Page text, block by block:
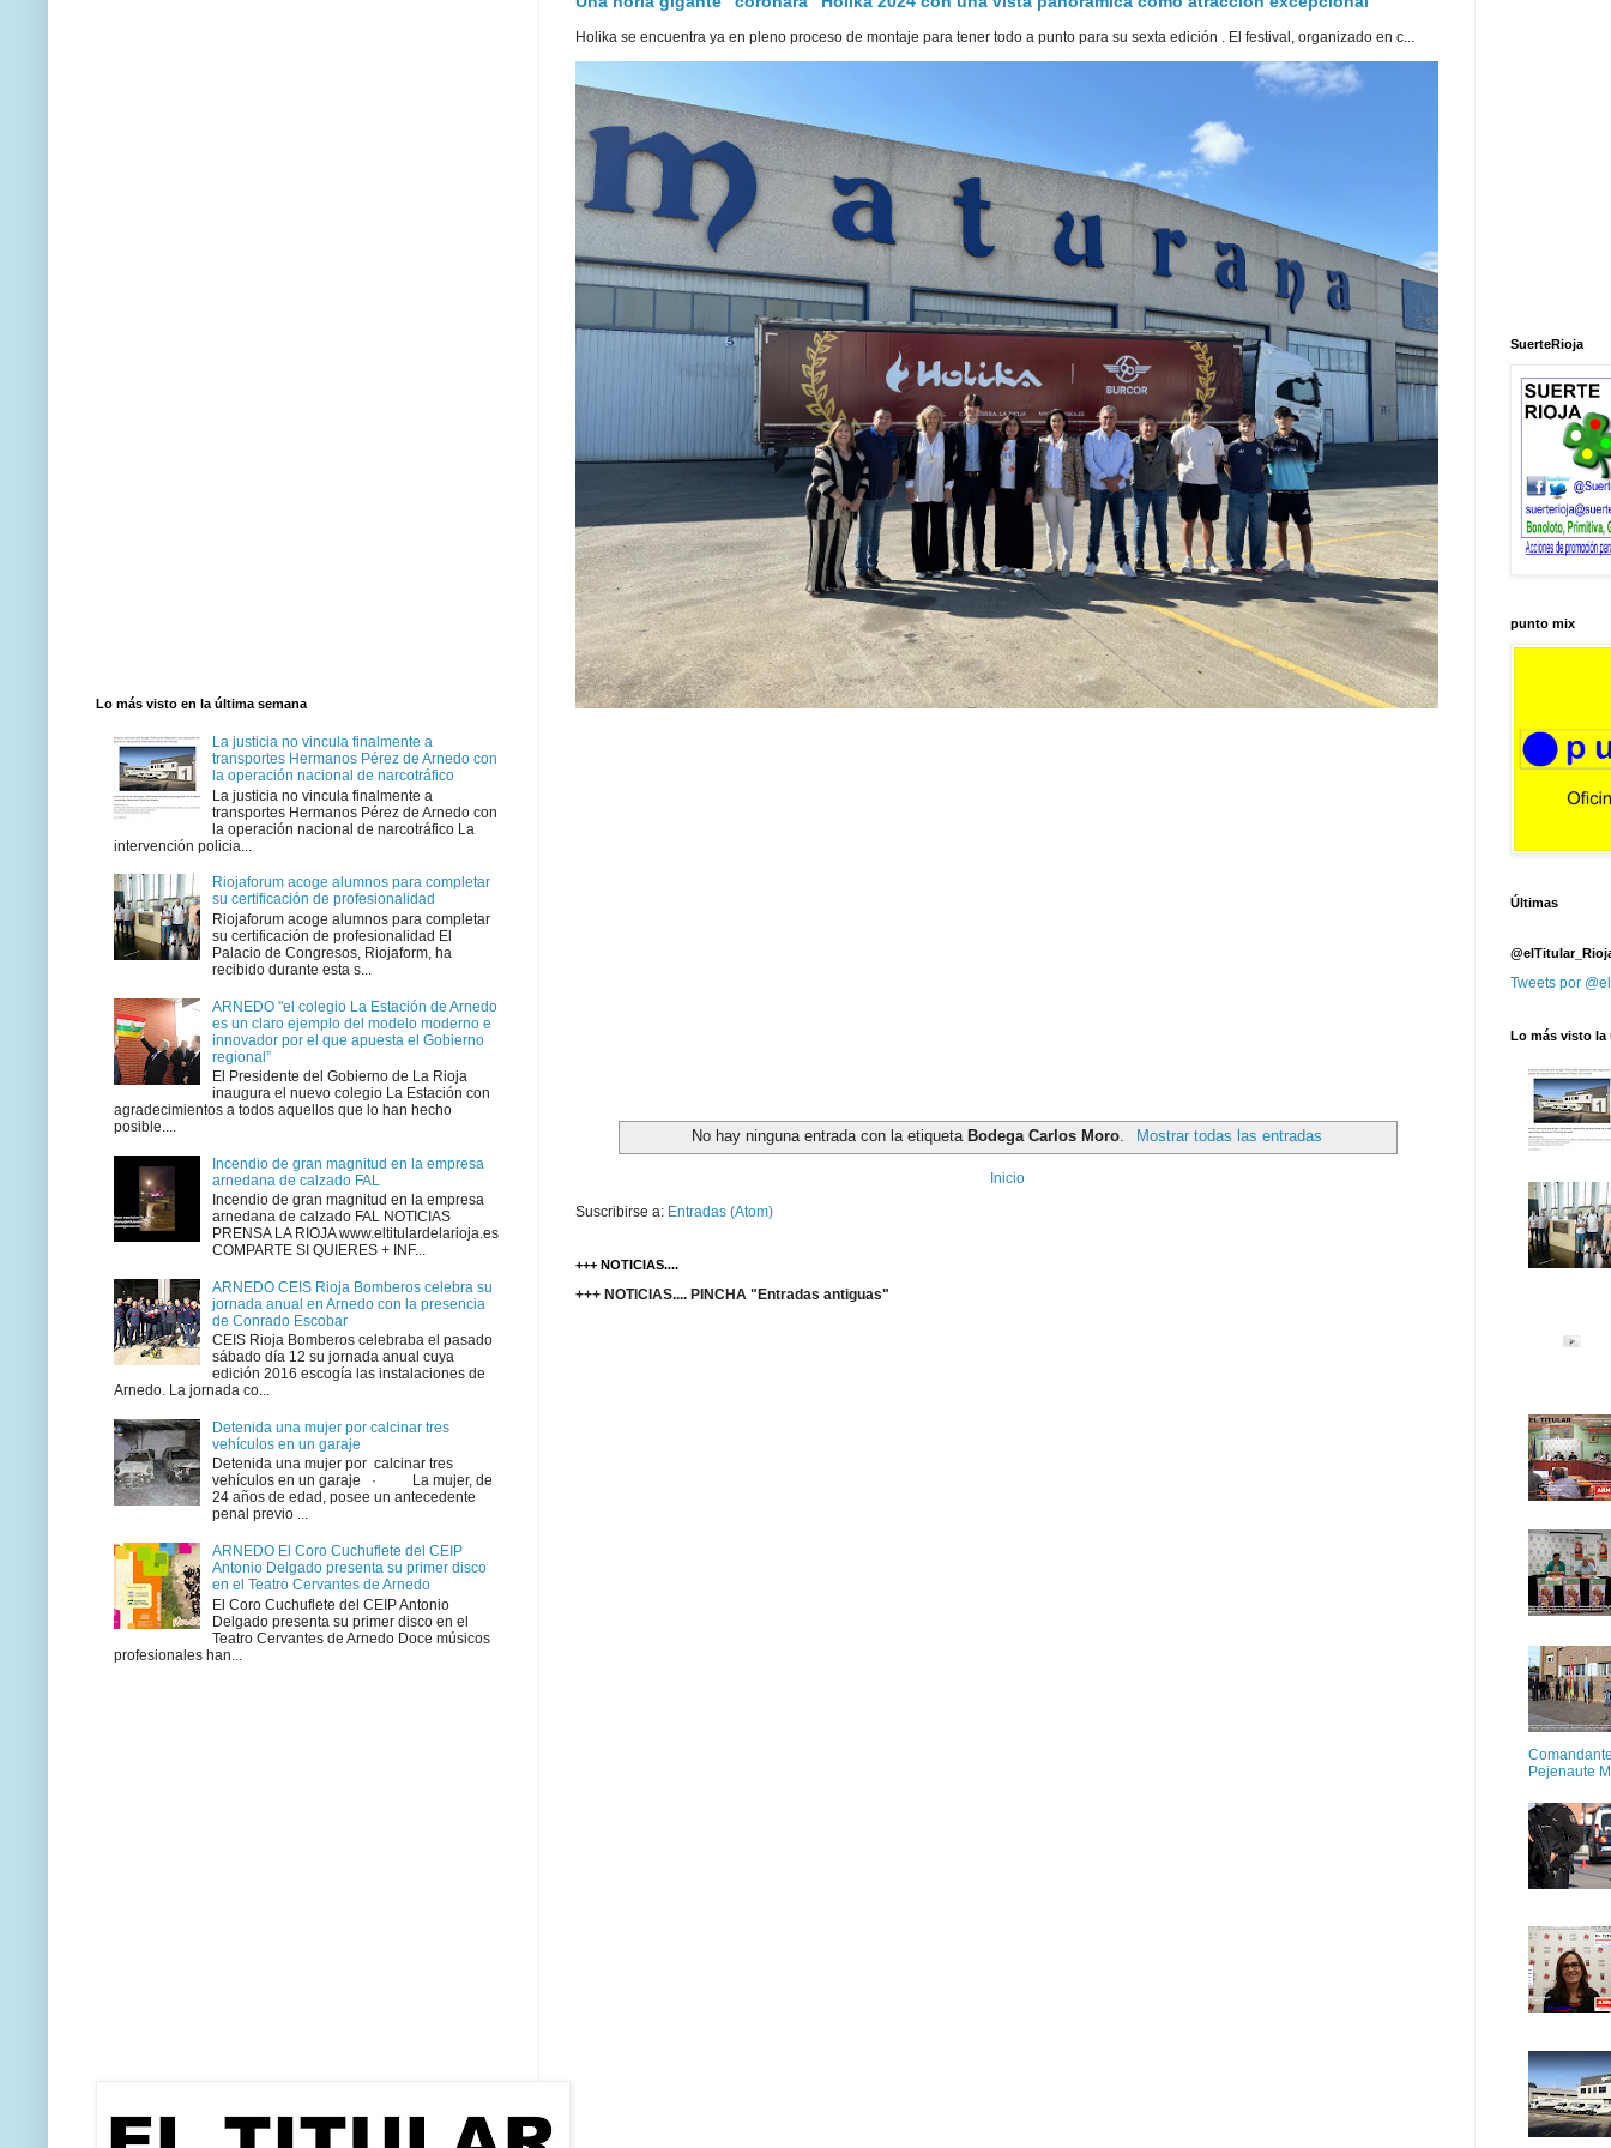
Holika se encuentra ya en pleno proceso de montaje para tener todo a punto para su sexta edición . El festival, organizado en c...
No hay ninguna entrada con la etiquetaBodega Carlos Moro Mostrar todas las entradas
Inicio
Suscribirse a: Entradas (Atom)
+++ NOTICIAS....
+++ NOTICIAS.... PINCHA "Entradas antiguas"
Lo más visto en la última semana
La justicia no vincula finalmente a
transportes Hermanos Pérez de Arnedo con
la operación nacional de narcotráfico
La justicia no vincula finalmente a
transportes Hermanos Pérez de Arnedo con
la operación nacional de narcotráfico La
intervención policia...
Riojaforum acoge alumnos para completar
su certificación de profesionalidad
Riojaforum acoge alumnos para completar
su certificación de profesionalidad El
Palacio de Congresos, Riojaform, ha
recibido durante esta s...
ARNEDO "el colegio La Estación de Arnedo
es un claro ejemplo del modelo moderno e
innovador por el que apuesta el Gobierno
regional”
El Presidente del Gobierno de La Rioja
inaugura el nuevo colegio La Estación con
agradecimientos a todos aquellos que lo han hecho
posible....
Incendio de gran magnitud en la empresa
arnedana de calzado FAL
Incendio de gran magnitud en la empresa
arnedana de calzado FAL NOTICIAS
PRENSA LA RIOJA www.eltitulardelarioja.es
COMPARTE SI QUIERES + INF...
ARNEDO CEIS Rioja Bomberos celebra su
jornada anual en Arnedo con la presencia
de Conrado Escobar
CEIS Rioja Bomberos celebraba el pasado
sábado día 12 su jornada anual cuya
edición 2016 escogía las instalaciones de
Arnedo. La jornada co...
Detenida una mujer por calcinar tres
vehículos en un garaje
Detenida una mujer por calcinar tres
vehículos en un garaje · La mujer, de
24 años de edad, posee un antecedente
penal previo ...
ARNEDO El Coro Cuchuflete del CEIP
Antonio Delgado presenta su primer disco
en el Teatro Cervantes de Arnedo
El Coro Cuchuflete del CEIP Antonio
Delgado presenta su primer disco en el
Teatro Cervantes de Arnedo Doce músicos
profesionales han...
SuerteRioja
punto mix
Últimas
Tweets por
Lo más visto la
Pejenaute